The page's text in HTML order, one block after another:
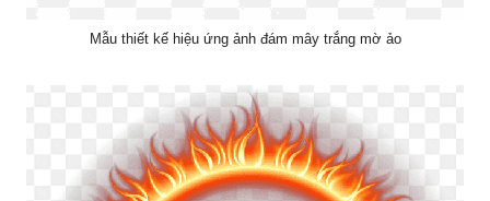
Mẫu thiết kế hiệu ứng ảnh đám mây trắng mờ ảo